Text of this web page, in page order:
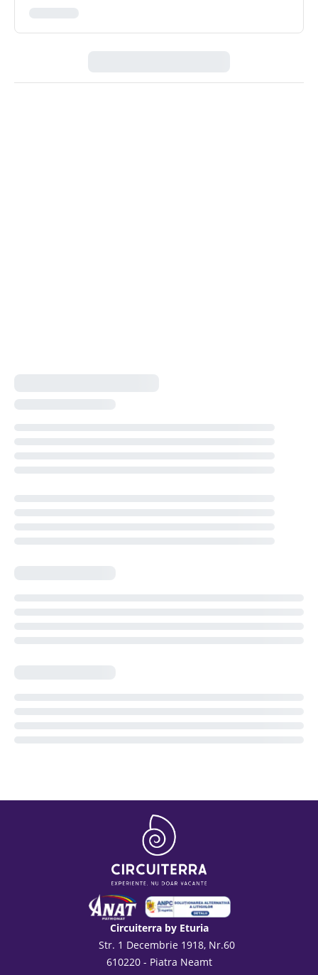
Circuiterra by Eturia
Str. 1 Decembrie 1918, Nr.60
610220 - Piatra Neamt